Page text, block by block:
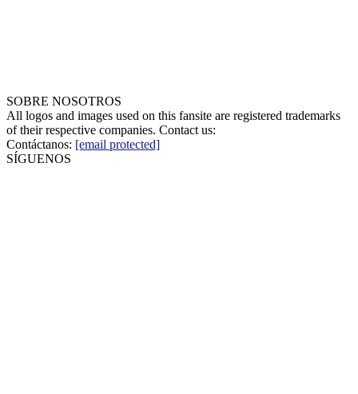
SOBRE NOSOTROS
All logos and images used on this fansite are registered trademarks
of their respective companies. Contact us:
Contáctanos: [email protected]
SÍGUENOS